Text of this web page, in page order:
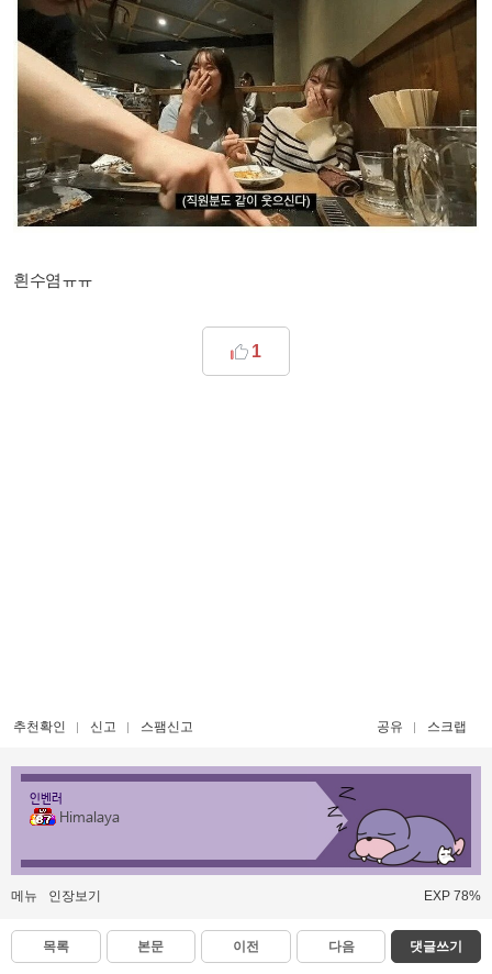
흰수염ㅠㅠ
1
추천확인 신고 스팸신고 공유 스크랩
인벤러
Himalaya
메뉴 인장보기 EXP 78%
목록 본문 이전 다음 댓글쓰기